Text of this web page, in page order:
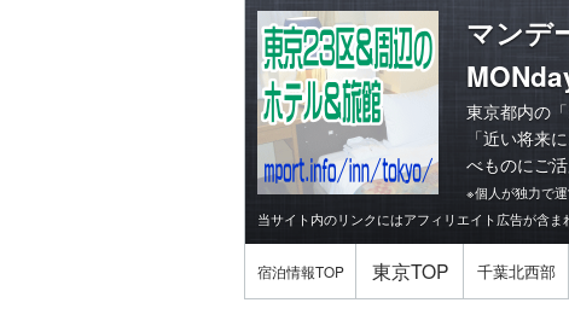
マンデ
東京都内の
「近い将来
べものにご活
※個人が独力で
当サイト内のリンクにはアフィリエイト広告が含
宿泊情報TOP 東京TOP 千葉北西部